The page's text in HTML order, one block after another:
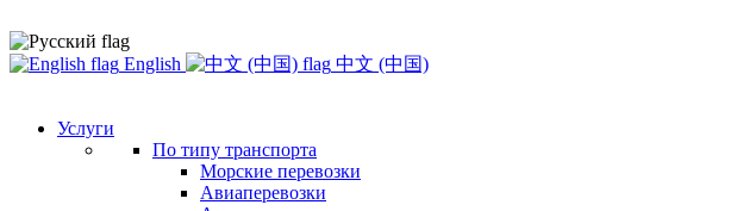
English 中文 (中国)
Услуги
По типу транспорта
Морские перевозки
Авиаперевозки